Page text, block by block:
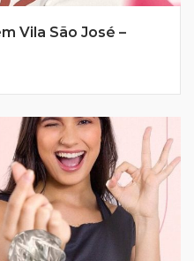
Vila São José –